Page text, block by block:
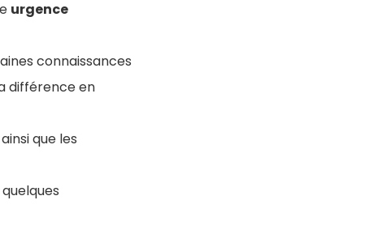
urgence
connaissances
différence en
que les